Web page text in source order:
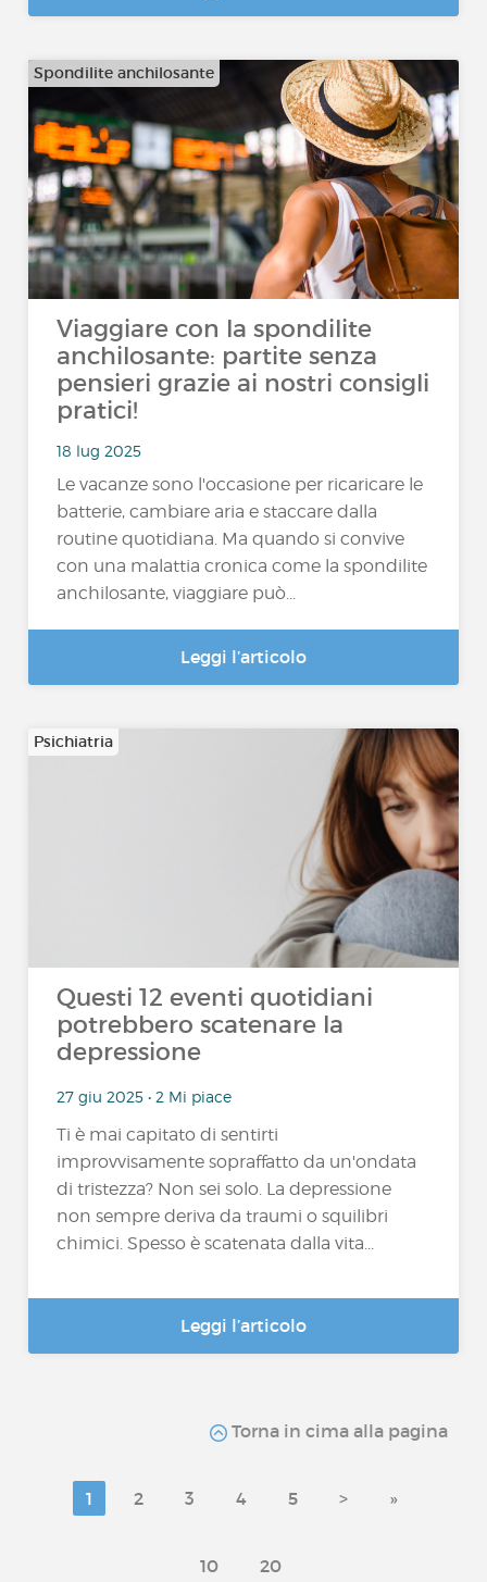
Spondilite anchilosante
Viaggiare con la spondilite
anchilosante: partite senza
pensieri grazie ai nostri consigli
pratici!
18 lug 2025
Le vacanze sono l'occasione per ricaricare le
batterie, cambiare aria e staccare dalla
routine quotidiana. Ma quando si convive
con una malattia cronica come la spondilite
anchilosante, viaggiare può...
Leggi l’articolo
Psichiatria
Questi 12 eventi quotidiani
potrebbero scatenare la
depressione
27 giu 2025 • 2 Mi piace
Ti è mai capitato di sentirti
improvvisamente sopraffatto da un'ondata
di tristezza? Non sei solo. La depressione
non sempre deriva da traumi o squilibri
chimici. Spesso è scatenata dalla vita...
Leggi l’articolo
Torna in cima alla pagina
1 2 3 4 5 > »
10 20